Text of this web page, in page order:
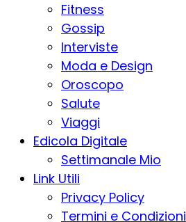
Fitness
Gossip
Interviste
Moda e Design
Oroscopo
Salute
Viaggi
Edicola Digitale
Settimanale Mio
Link Utili
Privacy Policy
Termini e Condizioni